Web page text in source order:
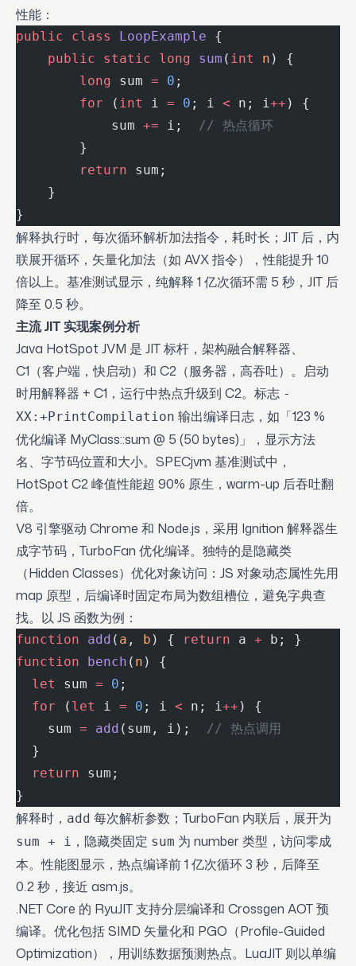
性能：
public class LoopExample {
    public
static long sum ( int n ) {
        long
sum = 0 ;
        for
( int i = 0 ; i < n; i++ ) {
            sum
+= i; // 热点循环
        }
        return
sum;
    }
}
解释执行时，每次循环解析加法指令，耗时长；JIT 后，内
联展开循环，矢量化加法（如 AVX 指令），性能提升 10
倍以上。基准测试显示，纯解释 1 亿次循环需 5 秒，JIT 后
降至 0.5 秒。
主流 JIT 实现案例分析
Java HotSpot JVM 是 JIT 标杆，架构融合解释器、
C1（客户端，快启动）和 C2（服务器，高吞吐）。启动
时用解释器 + C1，运行中热点升级到 C2。标志 -
XX:+PrintCompilation 输出编译日志，如「123 %
优化编译 MyClass::sum @ 5 (50 bytes)」，显示方法
名、字节码位置和大小。SPECjvm 基准测试中，
HotSpot C2 峰值性能超 90% 原生，warm-up 后吞吐翻
倍。
V8 引擎驱动 Chrome 和 Node.js，采用 Ignition 解释器生
成字节码，TurboFan 优化编译。独特的是隐藏类
（Hidden Classes）优化对象访问：JS 对象动态属性先用
map 原型，后编译时固定布局为数组槽位，避免字典查
找。以 JS 函数为例：
function add ( a , b ) { return a + b; }
function bench ( n ) {
  let
sum = 0 ;
  for
( let i = 0 ; i < n; i++ ) {
    sum
= add (sum, i); // 热点调用
  }
  return
sum;
}
解释时， add 每次解析参数；TurboFan 内联后，展开为
sum + i ，隐藏类固定 sum 为 number 类型，访问零成
本。性能图显示，热点编译前 1 亿次循环 3 秒，后降至
0.2 秒，接近 asm.js。
.NET Core 的 RyuJIT 支持分层编译和 Crossgen AOT 预
编译。优化包括 SIMD 矢量化和 PGO（Profile-Guided
Optimization），用训练数据预测热点。LuaJIT 则以单编